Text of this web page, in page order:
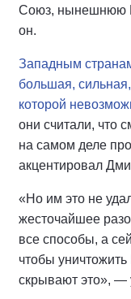
Союз, нынешнюю
он.
Западным
большая,
которой
они считали, что
на самом деле
акцентировал
«Но им это не
жесточайшее
все способы, а
чтобы
скрывают это», —